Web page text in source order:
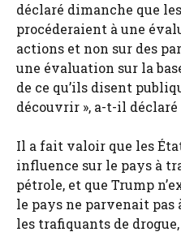
déclaré dimanche que
procéderaient à une
actions et non sur des
une évaluation sur la
de ce qu’ils disent
découvrir », a-t-il déclaré
Il a fait valoir que les
influence sur le pays à
pétrole, et que Trump
le pays ne parvenait pas
les trafiquants de